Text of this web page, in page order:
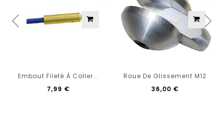
Embout Fileté À Coller...
7,99 €
Roue De Glissement M12
36,00 €